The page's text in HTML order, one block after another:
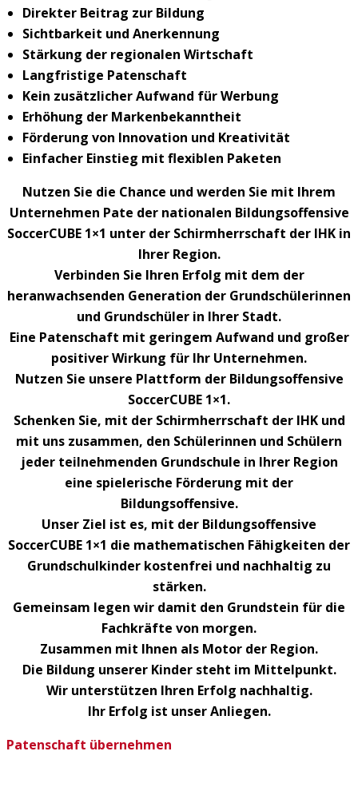
Direkter Beitrag zur Bildung
Sichtbarkeit und Anerkennung
Stärkung der regionalen Wirtschaft
Langfristige Patenschaft
Kein zusätzlicher Aufwand für Werbung
Erhöhung der Markenbekanntheit
Förderung von Innovation und Kreativität
Einfacher Einstieg mit flexiblen Paketen
Nutzen Sie die Chance und werden Sie mit Ihrem
Unternehmen Pate der nationalen Bildungsoffensive
SoccerCUBE 1×1 unter der Schirmherrschaft der IHK in
Ihrer Region.
Verbinden Sie Ihren Erfolg mit dem der
heranwachsenden Generation der Grundschülerinnen
und Grundschüler in Ihrer Stadt.
Eine Patenschaft mit geringem Aufwand und großer
positiver Wirkung für Ihr Unternehmen.
Nutzen Sie unsere Plattform der Bildungsoffensive
SoccerCUBE 1×1.
Schenken Sie, mit der Schirmherrschaft der IHK und
mit uns zusammen, den Schülerinnen und Schülern
jeder teilnehmenden Grundschule in Ihrer Region
eine spielerische Förderung mit der
Bildungsoffensive.
Unser Ziel ist es, mit der Bildungsoffensive
SoccerCUBE 1×1 die mathematischen Fähigkeiten der
Grundschulkinder kostenfrei und nachhaltig zu
stärken.
Gemeinsam legen wir damit den Grundstein für die
Fachkräfte von morgen.
Zusammen mit Ihnen als Motor der Region.
Die Bildung unserer Kinder steht im Mittelpunkt.
Wir unterstützen Ihren Erfolg nachhaltig.
Ihr Erfolg ist unser Anliegen.
Patenschaft übernehmen